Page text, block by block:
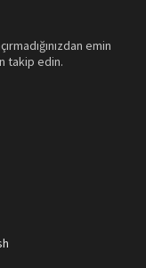
emin
takip edin.